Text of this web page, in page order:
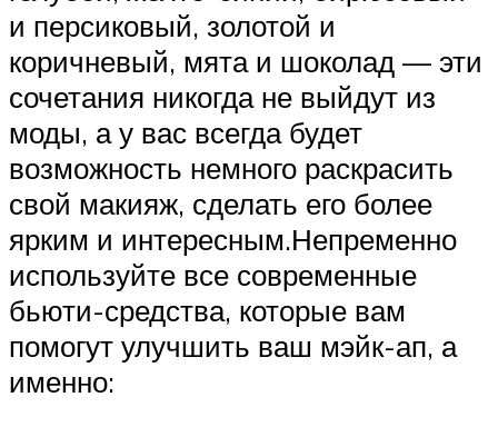
и персиковый, золотой и
коричневый, мята и шоколад — эти
сочетания никогда не выйдут из
моды, а у вас всегда будет
возможность немного раскрасить
свой макияж, сделать его более
ярким и интересным.Непременно
используйте все современные
бьюти-средства, которые вам
помогут улучшить ваш мэйк-ап, а
именно: